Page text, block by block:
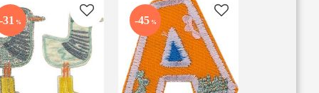
31 % Lägg till i favoriter
45 % Lägg till i favoriter